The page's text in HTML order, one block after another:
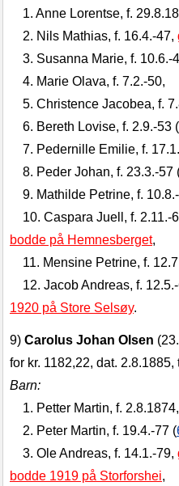
1. Anne Lorentse, f.
2. Nils Mathias, f. 16.4.‑47,
3. Susanna Marie, f.
4. Marie Olava, f. 7.2.‑50,
5. Christence Jacobea, f.
6. Bereth Lovise, f. 2.9.‑53
7. Pedernille Emilie, f.
8. Peder Johan, f. 23.3.‑57
9. Mathilde Petrine, f.
10. Caspara Juell, f.
bodde på Hemnesberget,
11. Mensine Petrine, f.
12. Jacob Andreas, f.
1920 på Store Selsøy.
9) Carolus Johan Olsen
for kr. 1182,22, dat.
Barn:
1. Petter Martin, f.
2. Peter Martin, f. 19.4.‑77 (
3. Ole Andreas, f. 14.1.‑79,
bodde 1919 på Storforshei,